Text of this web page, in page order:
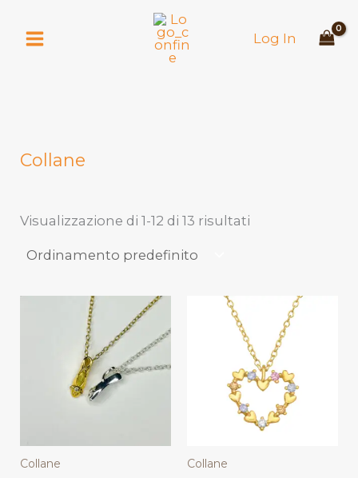
Log In
Collane
Visualizzazione di 1-12 di 13 risultati
Collane Collane